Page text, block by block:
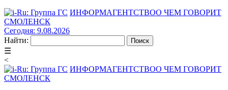
ИНФОРМАГЕНТСТВОО ЧЕМ ГОВОРИТ
СМОЛЕНСК
Сегодня: 9.08.2026
Найти:
☰
<
ИНФОРМАГЕНТСТВОО ЧЕМ ГОВОРИТ
СМОЛЕНСК